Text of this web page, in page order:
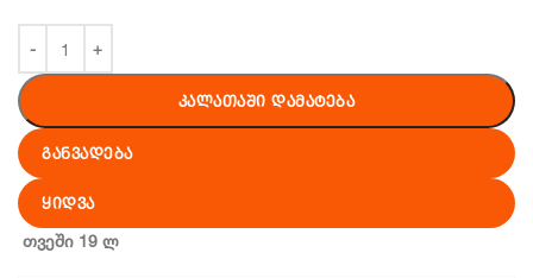
ᲙᲐᲚᲐᲗᲐᲨᲘ ᲓᲐᲛᲐᲢᲔᲑᲐ
ᲒᲐᲜᲕᲐᲓᲔᲑᲐ
ᲧᲘᲓᲕᲐ
თვეში 19 ლ